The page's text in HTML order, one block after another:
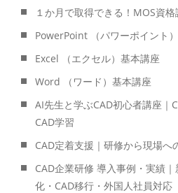
１か月で取得できる！MOS資格
PowerPoint （パワーポイント
Excel （エクセル）基本講座
Word （ワード）基本講座
AI先生と学ぶCAD初心者講座｜
CAD学習
CAD定着支援｜研修から現場へ
CAD企業研修 導入事例・実績
化・CAD移行・外国人社員対応